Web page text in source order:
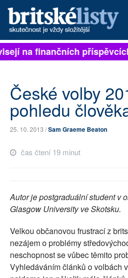
PŘIHLÁSIT
ARCHIV
ROZHOVORY
PŘÍSPĚVKY NA PROVOZ
SOCIÁLNÍ SÍTĚ
RUBRIKY
na finančních příspěvcích
České volby
pohledu
25. 10. 2013 /Sam Graeme Beaton
čas čtení 19 minut
Autor je postgraduální student v
Glasgow University ve Skotsku.
Velkou občanovou frustrací z
nezájem o problémy
neschopnost se vůbec těmito
Vyhledáváním článků o volbách